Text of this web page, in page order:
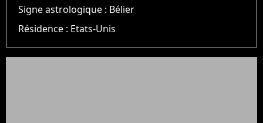
Signe astrologique : Bélier
Résidence : Etats-Unis